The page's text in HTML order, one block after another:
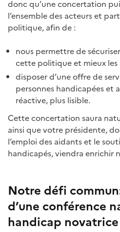
donc qu’une concertation
l’ensemble des acteurs et
politique, afin de :
nous permettre de
cette politique et mieux les
disposer d’une offre de
personnes handicapées et
réactive, plus lisible.
Cette concertation saura
ainsi que votre présidente,
l’emploi des aidants et le
handicapés, viendra enrichir
Notre défi
d’une conférence
handicap